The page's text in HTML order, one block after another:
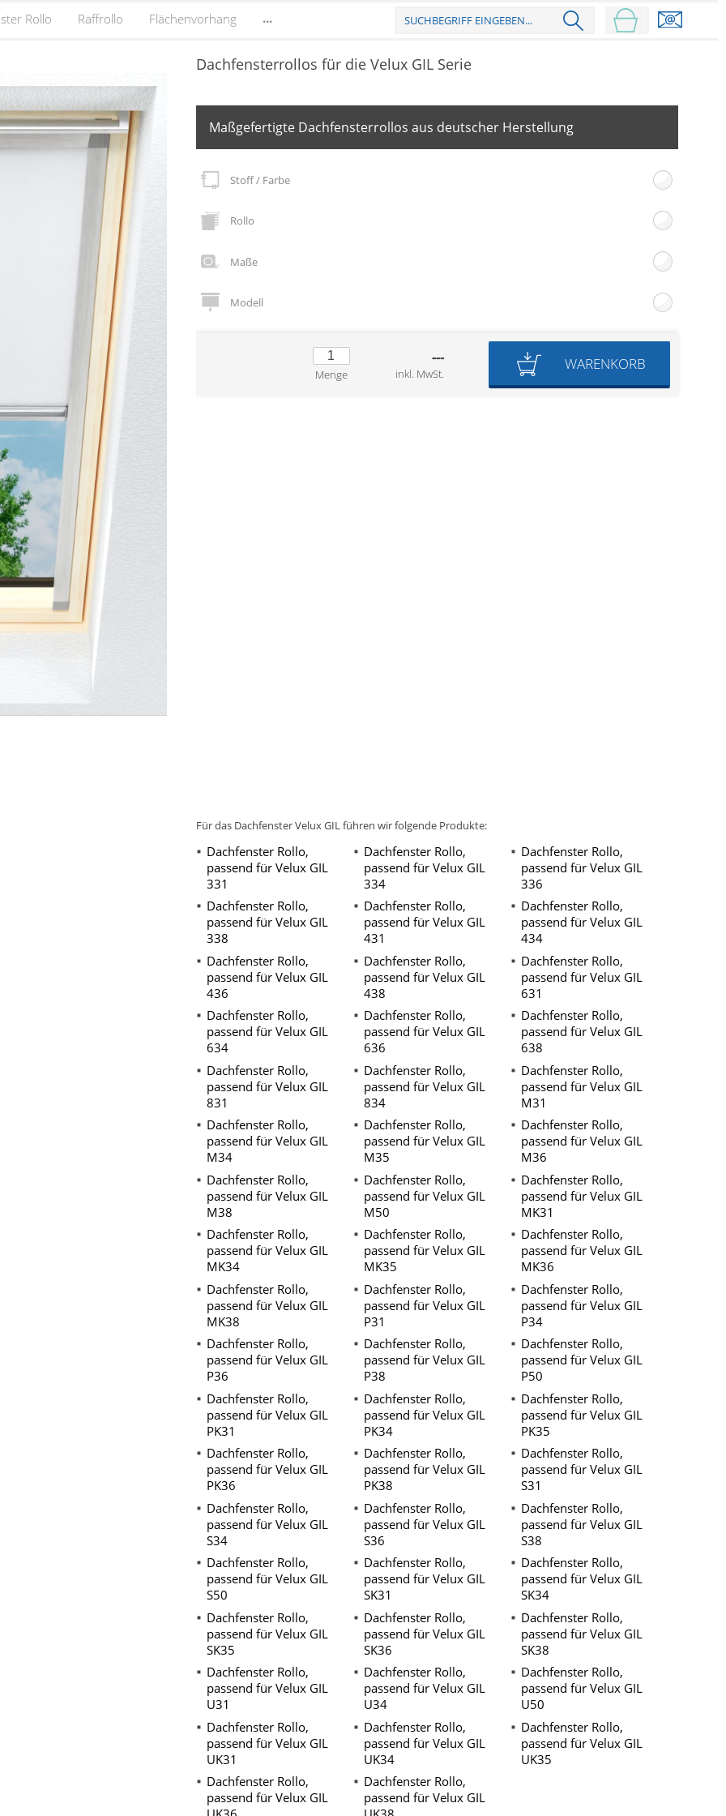
Rollo Raffrollo Flächenvorhang ...
Dachfensterrollos für die Velux GIL Serie
Maßgefertigte Dachfensterrollos aus deutscher Herstellung
Stoff / Farbe
Rollo
Maße
Modell
Menge
---
inkl. MwSt.
WARENKORB
Für das Dachfenster Velux GIL führen wir folgende Produkte:
Dachfenster Rollo,
passend für Velux GIL
331
Dachfenster Rollo,
passend für Velux GIL
334
Dachfenster Rollo,
passend für Velux GIL
336
Dachfenster Rollo,
passend für Velux GIL
338
Dachfenster Rollo,
passend für Velux GIL
431
Dachfenster Rollo,
passend für Velux GIL
434
Dachfenster Rollo,
passend für Velux GIL
436
Dachfenster Rollo,
passend für Velux GIL
438
Dachfenster Rollo,
passend für Velux GIL
631
Dachfenster Rollo,
passend für Velux GIL
634
Dachfenster Rollo,
passend für Velux GIL
636
Dachfenster Rollo,
passend für Velux GIL
638
Dachfenster Rollo,
passend für Velux GIL
831
Dachfenster Rollo,
passend für Velux GIL
834
Dachfenster Rollo,
passend für Velux GIL
M31
Dachfenster Rollo,
passend für Velux GIL
M34
Dachfenster Rollo,
passend für Velux GIL
M35
Dachfenster Rollo,
passend für Velux GIL
M36
Dachfenster Rollo,
passend für Velux GIL
M38
Dachfenster Rollo,
passend für Velux GIL
M50
Dachfenster Rollo,
passend für Velux GIL
MK31
Dachfenster Rollo,
passend für Velux GIL
MK34
Dachfenster Rollo,
passend für Velux GIL
MK35
Dachfenster Rollo,
passend für Velux GIL
MK36
Dachfenster Rollo,
passend für Velux GIL
MK38
Dachfenster Rollo,
passend für Velux GIL
P31
Dachfenster Rollo,
passend für Velux GIL
P34
Dachfenster Rollo,
passend für Velux GIL
P36
Dachfenster Rollo,
passend für Velux GIL
P38
Dachfenster Rollo,
passend für Velux GIL
P50
Dachfenster Rollo,
passend für Velux GIL
PK31
Dachfenster Rollo,
passend für Velux GIL
PK34
Dachfenster Rollo,
passend für Velux GIL
PK35
Dachfenster Rollo,
passend für Velux GIL
PK36
Dachfenster Rollo,
passend für Velux GIL
PK38
Dachfenster Rollo,
passend für Velux GIL
S31
Dachfenster Rollo,
passend für Velux GIL
S34
Dachfenster Rollo,
passend für Velux GIL
S36
Dachfenster Rollo,
passend für Velux GIL
S38
Dachfenster Rollo,
passend für Velux GIL
S50
Dachfenster Rollo,
passend für Velux GIL
SK31
Dachfenster Rollo,
passend für Velux GIL
SK34
Dachfenster Rollo,
passend für Velux GIL
SK35
Dachfenster Rollo,
passend für Velux GIL
SK36
Dachfenster Rollo,
passend für Velux GIL
SK38
Dachfenster Rollo,
passend für Velux GIL
U31
Dachfenster Rollo,
passend für Velux GIL
U34
Dachfenster Rollo,
passend für Velux GIL
U50
Dachfenster Rollo,
passend für Velux GIL
UK31
Dachfenster Rollo,
passend für Velux GIL
UK34
Dachfenster Rollo,
passend für Velux GIL
UK35
Dachfenster Rollo,
passend für Velux GIL
Dachfenster Rollo,
passend für Velux GIL